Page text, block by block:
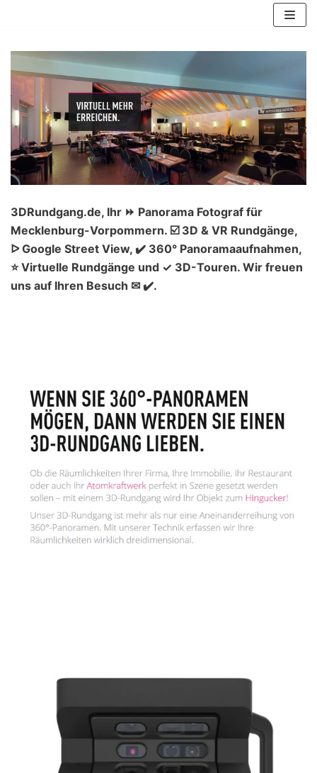
Inhalt
springen
3DRundgang.de, Ihr ⏩ Panorama Fotograf für
Mecklenburg-Vorpommern. ☑️ 3D & VR Rundgänge,
ᐅ Google Street View, ✔️ 360° Panoramaaufnahmen,
⭐ Virtuelle Rundgänge und ✓ 3D-Touren. Wir freuen
uns auf Ihren Besuch ✉ ✔️.